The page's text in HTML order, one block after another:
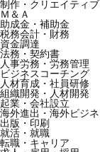
制作・クリエイティブ
Ｍ＆Ａ
助成金・補助金
税務会計・財務
資金調達
法務・契約書
人事労務・労務管理
ビジネスコーチング
人材育成・社員研修
組織開発・人材開発
起業・会社設立
海外進出・海外ビジネ
出版・印刷
就活・就職
転職・キャリア